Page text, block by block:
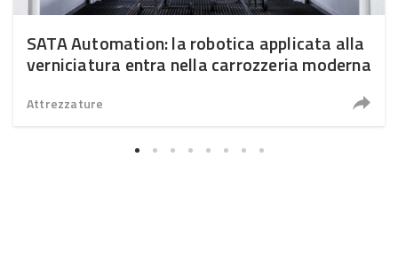
SATA Automation: la robotica applicata alla
verniciatura entra nella carrozzeria moderna
Attrezzature